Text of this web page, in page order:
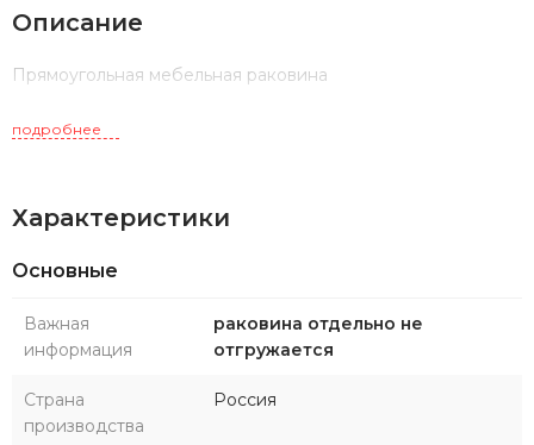
Описание
Прямоугольная мебельная раковина
подробнее
Характеристики
Основные
Важная
информация
раковина отдельно не
отгружается
Страна
производства
Россия